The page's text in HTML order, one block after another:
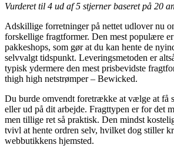
Vurderet til 4 ud af 5 stjerner baseret på 20
Adskillige forretninger på nettet udlover nu
forskellige fragtformer. Den mest populære
pakkeshops, som gør at du kan hente de
selvvalgt tidspunkt. Leveringsmetoden er
typisk ydermere den mest prisbevidste
thigh high netstrømper – Bewicked.
Du burde omvendt foretrække at vælge at få
eller ud på dit arbejde. Fragttypen er for det
men tillige ret så praktisk. Den mindst
tvivl at hente ordren selv, hvilket dog stiller
webbutikkens hjemsted.